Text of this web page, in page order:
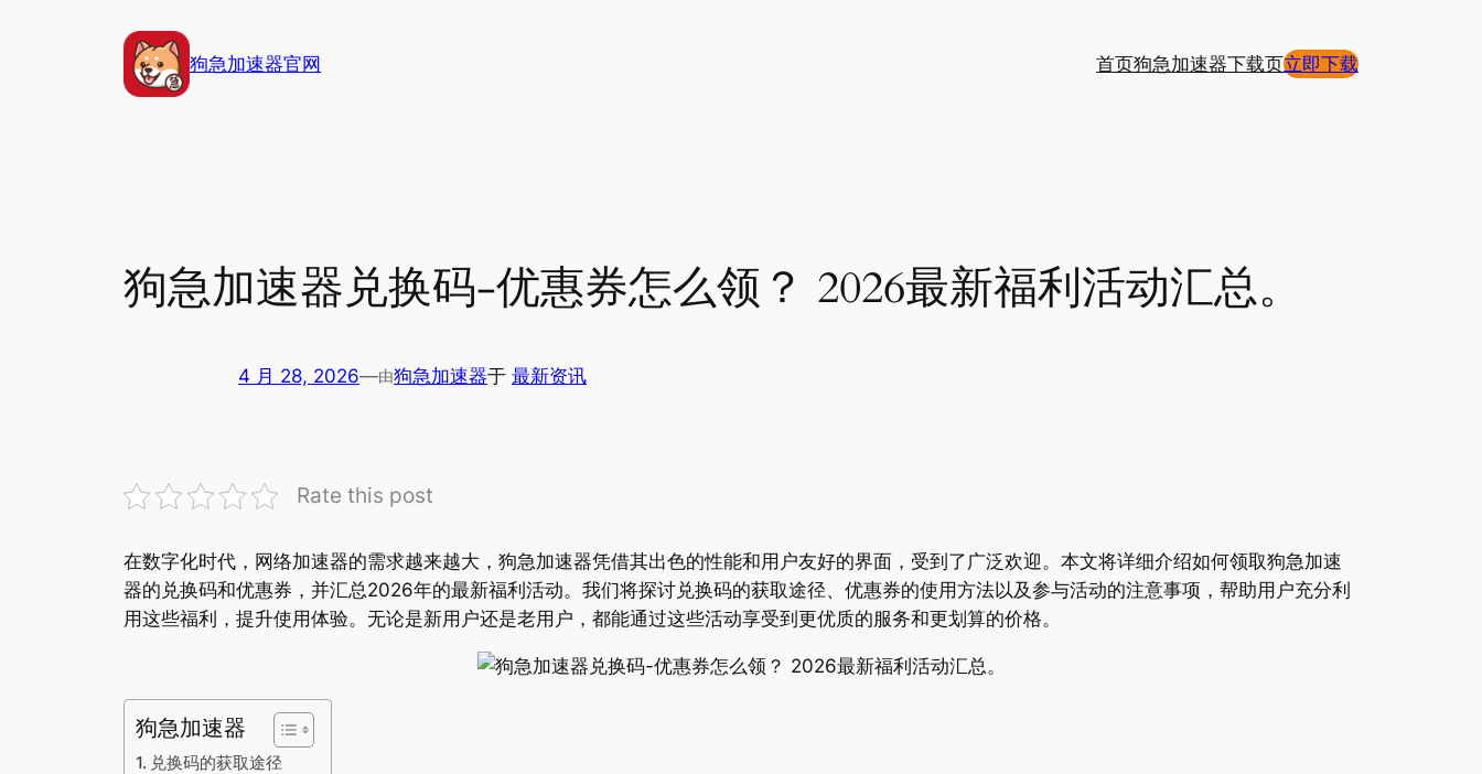
狗急加速器官网 首页狗急加速器下载页立即下载
狗急加速器兑换码-优惠券怎么领？ 2026最新福利活动汇总。
4 月 28, 2026—由狗急加速器于 最新资讯
Rate this post
在数字化时代，网络加速器的需求越来越大，狗急加速器凭借其出色的性能和用户友好的界面，受到了广泛欢迎。本文将详细介绍如何领取狗急加速
器的兑换码和优惠券，并汇总2026年的最新福利活动。我们将探讨兑换码的获取途径、优惠券的使用方法以及参与活动的注意事项，帮助用户充分利
用这些福利，提升使用体验。无论是新用户还是老用户，都能通过这些活动享受到更优质的服务和更划算的价格。
狗急加速器
兑换码的获取途径